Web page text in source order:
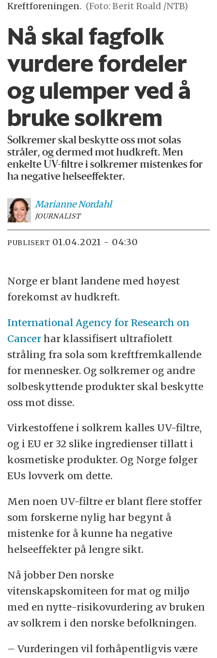
Kreftforeningen. (Foto: Berit Roald /NTB)
Nå skal fagfolk
vurdere fordeler
og ulemper ved å
bruke solkrem
Solkremer skal beskytte oss mot solas
stråler, og dermed mot hudkreft. Men
enkelte UV-filtre i solkremer mistenkes for
ha negative helseeffekter.
MarianneNordahl
JOURNALIST
PUBLISERT 01.04.2021 - 04:30
Norge er blant landene med høyest
forekomst av hudkreft.
International Agency for Research on
Cancer har klassifisert ultrafiolett
stråling fra sola som kreftfremkallende
for mennesker. Og solkremer og andre
solbeskyttende produkter skal beskytte
oss mot disse.
Virkestoffene i solkrem kalles UV-filtre,
og i EU er 32 slike ingredienser tillatt i
kosmetiske produkter. Og Norge følger
EUs lovverk om dette.
Men noen UV-filtre er blant flere stoffer
som forskerne nylig har begynt å
mistenke for å kunne ha negative
helseeffekter på lengre sikt.
Nå jobber Den norske
vitenskapskomiteen for mat og miljø
med en nytte-risikovurdering av bruken
av solkrem i den norske befolkningen.
– Vurderingen vil forhåpentligvis være